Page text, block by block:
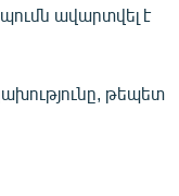
ավարտվել է
թեպետ